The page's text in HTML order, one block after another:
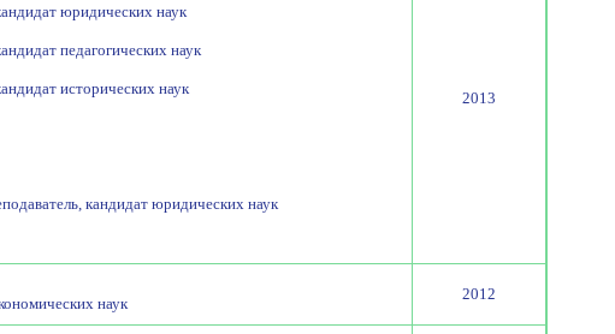
юридических наук
педагогических наук
исторических наук
кандидат юридических наук
2013
наук
2012